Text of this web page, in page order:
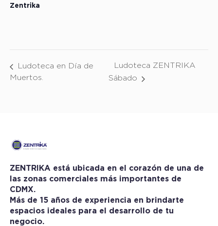
Zentrika
Ludoteca en Día de
Muertos.
Ludoteca ZENTRIKA
Sábado
ZENTRIKA está ubicada en el corazón de una de
las zonas comerciales más importantes de
CDMX.
Más de 15 años de experiencia en brindarte
espacios ideales para el desarrollo de tu
negocio.